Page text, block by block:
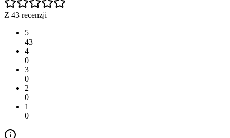
Z 43 recenzji
5
43
4
0
3
0
2
0
1
0